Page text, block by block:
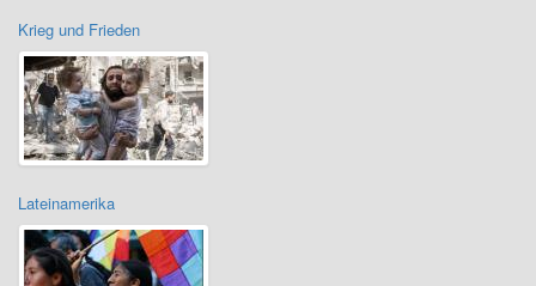
Krieg und Frieden
Lateinamerika